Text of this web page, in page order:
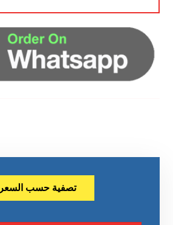
تصفية حسب السعر